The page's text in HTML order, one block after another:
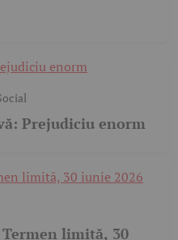
Prejudiciu enorm
limită, 30